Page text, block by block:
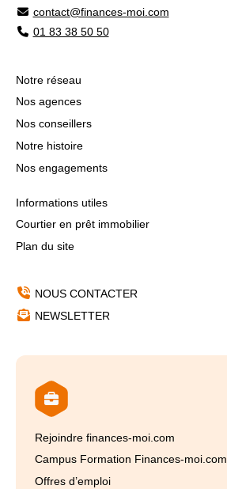
contact@finances-moi.com
01 83 38 50 50
Notre réseau
Nos agences
Nos conseillers
Notre histoire
Nos engagements
Informations utiles
Courtier en prêt immobilier
Plan du site
NOUS CONTACTER
NEWSLETTER
Rejoindre finances-moi.com
Campus Formation Finances-moi.com
Offres d’emploi